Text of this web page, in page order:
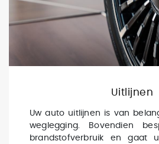
Uitlijnen
Uw auto uitlijnen is van
weglegging. Bovendien
brandstofverbruik en gaat